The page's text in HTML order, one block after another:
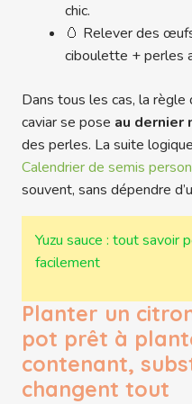
chic.
🥚 Relever des
ciboulette + perles
Dans tous les cas, la règle
caviar se pose au dernier
des perles. La suite
Calendrier de semis
souvent, sans dépendre
Yuzu sauce : tout savoir
facilement
Planter un
pot prêt à
contenant,
changent tout